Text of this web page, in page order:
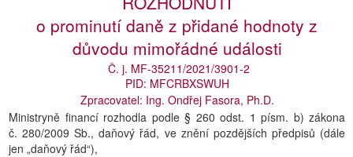
o prominutí daně z přidané hodnoty z
důvodu mimořádné události
Č. j. MF-35211/2021/3901-2
PID: MFCRBXSWUH
Zpracovatel: Ing. Ondřej Fasora, Ph.D.
Ministryně financí rozhodla podle § 260 odst. 1 písm. b) zákona
č. 280/2009 Sb., daňový řád, ve znění pozdějších předpisů (dále
jen „daňový řád“),